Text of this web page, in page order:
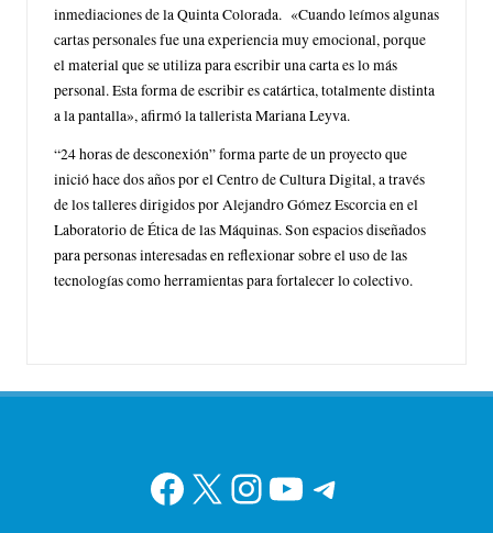
inmediaciones de la Quinta Colorada. «Cuando leímos algunas
cartas personales fue una experiencia muy emocional, porque
el material que se utiliza para escribir una carta es lo más
personal. Esta forma de escribir es catártica, totalmente distinta
a la pantalla», afirmó la tallerista Mariana Leyva.
“24 horas de desconexión” forma parte de un proyecto que
inició hace dos años por el Centro de Cultura Digital, a través
de los talleres dirigidos por Alejandro Gómez Escorcia en el
Laboratorio de Ética de las Máquinas. Son espacios diseñados
para personas interesadas en reflexionar sobre el uso de las
tecnologías como herramientas para fortalecer lo colectivo.
Facebook
X Instagram
YouTube
Telegram